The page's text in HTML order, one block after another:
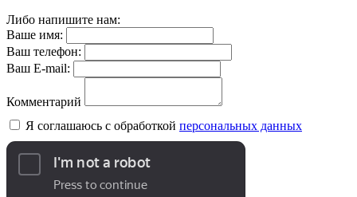
Либо напишите нам:
Ваше имя:
Ваш телефон:
Ваш E-mail:
Комментарий
Я соглашаюсь с обработкой персональных данных